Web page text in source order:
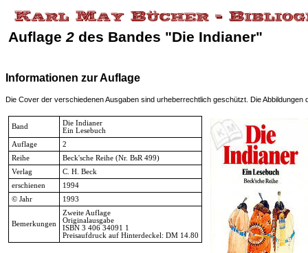
Auflage2 des Bandes "Die Indianer"
Informationen zur Auflage
Die Cover der verschiedenen Ausgaben sind urheberrechtlich geschützt. Die Abbildungen
Band
Die Indianer
Ein Lesebuch
Auflage
2
Reihe
Beck'sche Reihe (Nr. BsR 499)
Verlag
C. H. Beck
erschienen
1994
© Jahr
1993
Bemerkungen
Zweite Auflage
Originalausgabe
ISBN 3 406 34091 1
Preisaufdruck auf Hinterdeckel: DM 14.80